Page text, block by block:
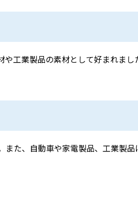
工業製品の素材として好まれまし
た、自動車や家電製品、工業製